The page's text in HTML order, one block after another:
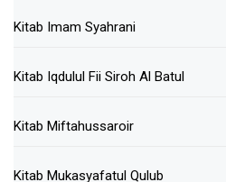
Kitab Imam Syahrani
Kitab Iqdulul Fii Siroh Al Batul
Kitab Miftahussaroir
Kitab Mukasyafatul Qulub